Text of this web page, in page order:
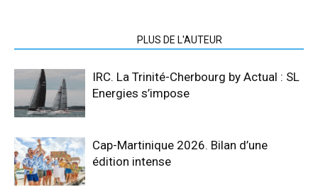
PLUS DE L'AUTEUR
IRC. La Trinité-Cherbourg by Actual : SL
Energies s’impose
Cap-Martinique 2026. Bilan d’une
édition intense